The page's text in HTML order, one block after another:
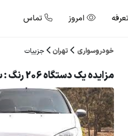
امروز تماس
خودروسواری تهران جزییات
مزایده یک دستگاه 206 رنگ : سفید مدل : 88